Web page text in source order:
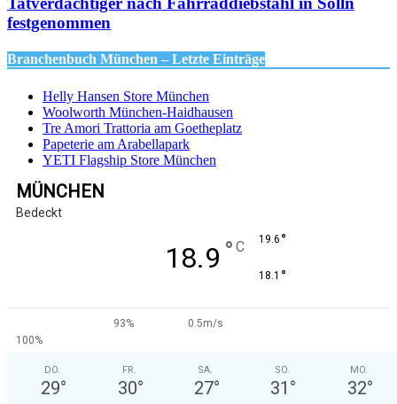
festgenommen
Branchenbuch München – Letzte Einträge
Helly Hansen Store München
Woolworth München-Haidhausen
Tre Amori Trattoria am Goetheplatz
Papeterie am Arabellapark
YETI Flagship Store München
MÜNCHEN
Bedeckt
18.9 ° C 19.6 °
18.1 °
93%
0.5m/s
100%
DO.
29°
FR.
30°
SA.
27°
SO.
31 °
MO.
32°